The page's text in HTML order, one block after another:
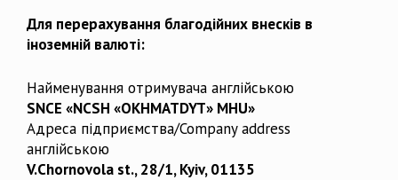
Для перерахування благодійних внесків в
іноземній валюті:
Найменування отримувача англійською
SNCE «NCSH «OKHMATDYT» MHU»
Адреса підприємства/Company address
англійською
V.Chornovola st., 28/1, Kyiv, 01135